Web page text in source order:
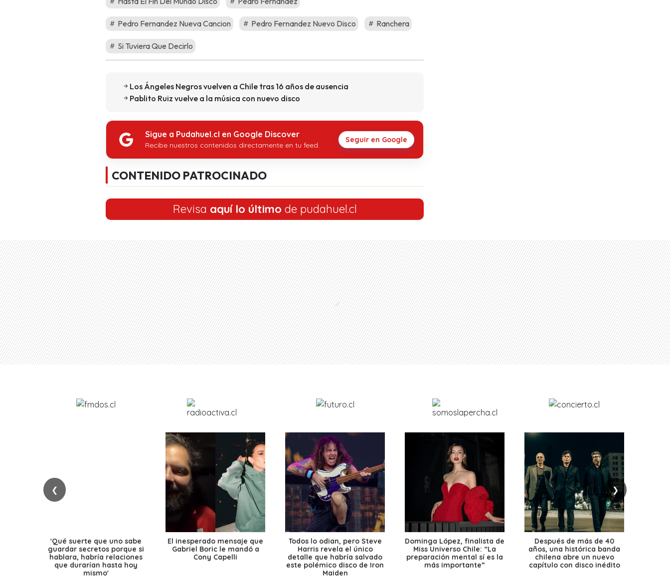
Pedro Fernandez Nueva Cancion Pedro Fernandez Nuevo Disco Ranchera
Si Tuviera Que Decirlo
Los Ángeles Negros vuelven a Chile tras 16 años de ausencia
Pablito Ruiz vuelve a la música con nuevo disco
Sigue a Pudahuel.cl en Google Discover
Recibe nuestros contenidos directamente en tu feed.
Seguir en Google
CONTENIDO PATROCINADO
Revisa aquí lo último de pudahuel.cl
❮ ❯
'Qué suerte que uno sabe
guardar secretos porque si
hablara, habría relaciones
que durarían hasta hoy
mismo'
El inesperado mensaje que
Gabriel Boric le mandó a
Cony Capelli
Todos lo odian, pero Steve
Harris revela el único
detalle que habría salvado
este polémico disco de Iron
Maiden
Dominga López, finalista de
Miss Universo Chile: “La
preparación mental sí es la
más importante”
Después de más de 40
años, una histórica banda
chilena abre un nuevo
capítulo con disco inédito